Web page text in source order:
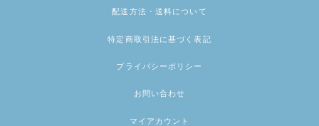
配送方法・送料について
特定商取引法に基づく表記
プライバシーポリシー
お問い合わせ
マイアカウント